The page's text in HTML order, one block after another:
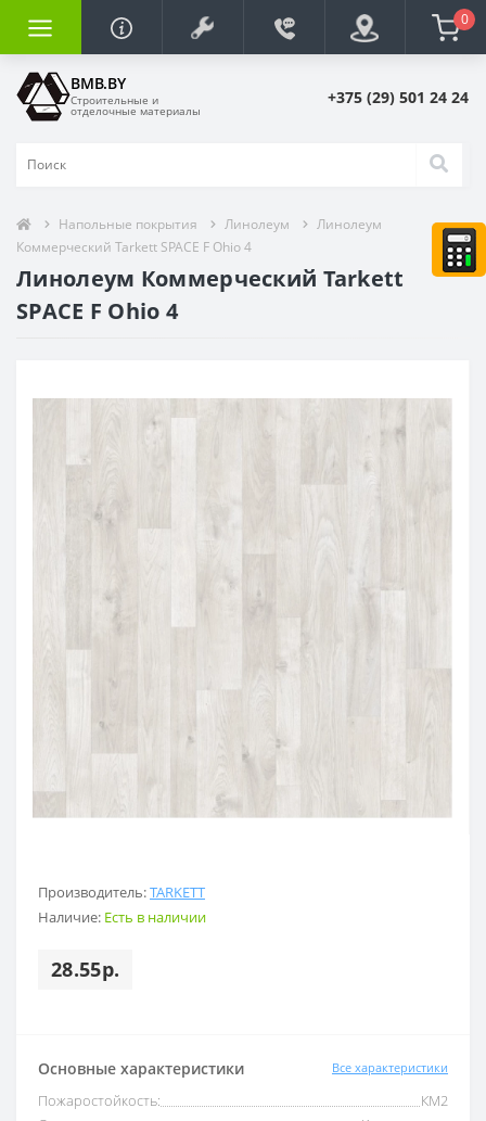
0
BMB.BY
Строительные и
отделочные материалы
+375 (29) 501 24 24
Напольные покрытия Линолеум
Линолеум
Коммерческий Tarkett SPACE F Ohio 4
Линолеум Коммерческий Tarkett
SPACE F Ohio 4
Производитель:TARKETT
Наличие: Есть в наличии
28.55р.
Основные характеристики Все характеристики
Пожаростойкость:
КМ2